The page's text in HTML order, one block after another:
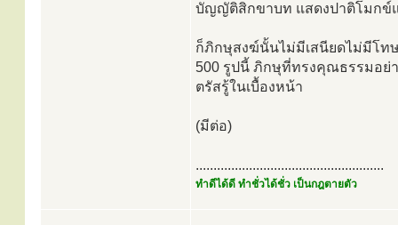
บัญญัติสิกขาบท แสดงปาติโมกข์
ก็ภิกษุสงฆ์นั้นไม่มีเสนียดไม่มีโท
500 รูปนี้ ภิกษุที่ทรงคุณธรรมอย่า
ตรัสรู้ในเบื้องหน้า
(มีต่อ)
.....................................................
ทำดีได้ดี ทำชั่วได้ชั่ว เป็นกฎตายตัว